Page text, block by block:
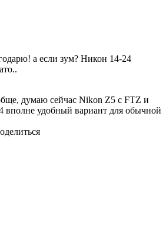
а если зум? Никон 14-24
думаю сейчас Nikon Z5 c FTZ и
вполне удобный вариант для обычной